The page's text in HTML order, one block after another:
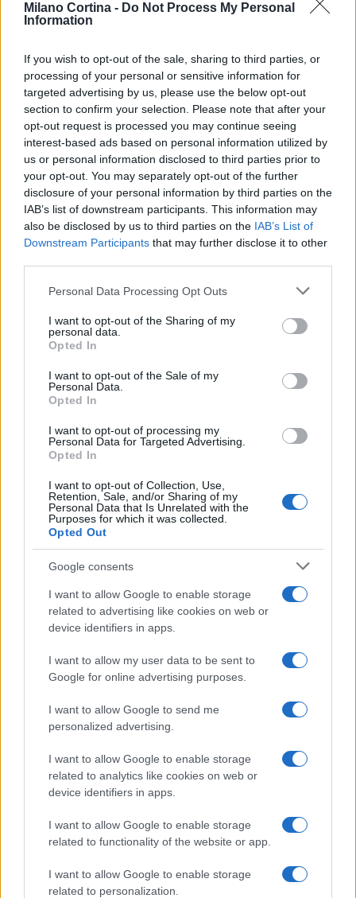
Milano Cortina - Do Not Process My Personal
Information
If you wish to opt-out of the sale, sharing to third parties, or
processing of your personal or sensitive information for
targeted advertising by us, please use the below opt-out
section to confirm your selection. Please note that after your
opt-out request is processed you may continue seeing
interest-based ads based on personal information utilized by
us or personal information disclosed to third parties prior to
your opt-out. You may separately opt-out of the further
disclosure of your personal information by third parties on the
IAB’s list of downstream participants. This information may
also be disclosed by us to third parties on the IAB’s List of
Downstream Participants that may further disclose it to other
Please note that this website/app uses one or more Google
not limited to your visit or usage behaviour. You may click to
grant or deny consent to Google and its third-party tags to
use your data for below specified purposes in below Google
consent section.
Personal Data Processing Opt Outs
I want to opt-out of the Sharing of my
personal data.
Opted In
I want to opt-out of the Sale of my
Personal Data.
Opted In
I want to opt-out of processing my
Personal Data for Targeted Advertising.
Opted In
I want to opt-out of Collection, Use,
Retention, Sale, and/or Sharing of my
Personal Data that Is Unrelated with the
Purposes for which it was collected.
Opted Out
Google consents
I want to allow Google to enable storage
related to advertising like cookies on web or
device identifiers in apps.
I want to allow my user data to be sent to
Google for online advertising purposes.
I want to allow Google to send me
personalized advertising.
I want to allow Google to enable storage
related to analytics like cookies on web or
device identifiers in apps.
I want to allow Google to enable storage
related to functionality of the website or app.
I want to allow Google to enable storage
related to personalization.
Continua a leggere
Imparare frontside e backside: esercizi sicuri,
Beatrice Beretta · 5 Ago 2026
SNOWBOARD
Snowboard freeride: metodo per valutare pendii,
esposizioni e manto
SNOWBOARD